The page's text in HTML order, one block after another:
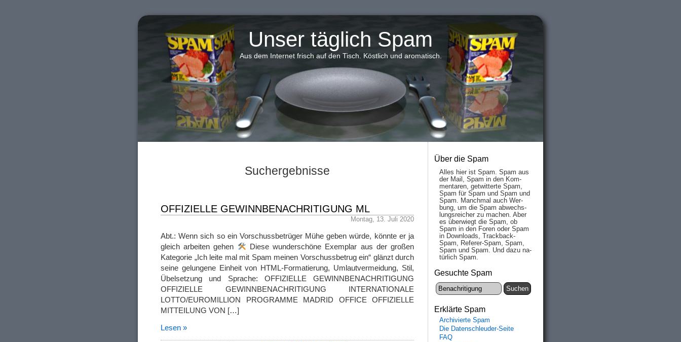
Unser täglich Spam
Aus dem Internet frisch auf den Tisch. Köstlich und aromatisch.
Suchergebnisse
OFFIZIELLE GEWINNBENACHRITIGUNG ML
Montag, 13. Juli 2020
Abt.: Wenn sich so ein Vorschussbetrüger Mühe geben würde, könnte er ja
gleich arbeiten gehen
Diese wunderschöne Exemplar aus der großen
Kategorie „Ich leite mal mit Spam meinen Vorschussbetrug ein“ glänzt durch
seine gelungene Einheit von HTML-Formatierung, Umlautvermeidung, Stil,
Übelsetzung und Sprache: OFFIZIELLE GEWINNBENACHRITIGUNG
OFFIZIELLE GEWINNBENACHRITIGUNG INTERNATIONALE
LOTTO/EUROMILLION PROGRAMME MADRID OFFICE OFFIZIELLE
MITTEILUNG VON […]
Lesen »
Über die Spam
Alles hier ist Spam. Spam aus
der Mail, Spam in den Kom­
men­taren, ge­twit­ter­te Spam,
Spam für Spam und Spam und
Spam. Manch­mal auch Wer­
bung, um die Spam ab­wechs­
lungs­reich­er zu mach­en. Aber
es über­wiegt die Spam, ob
Spam in den Fo­ren oder Spam
in Down­loads, Track­back-
Spam, Re­fe­rer-Spam, Spam,
Spam und Spam. Und da­zu na­
tür­lich Spam.
Gesuchte Spam
Erklärte Spam
Archivierte Spam
Die Datenschleuder-Seite
FAQ